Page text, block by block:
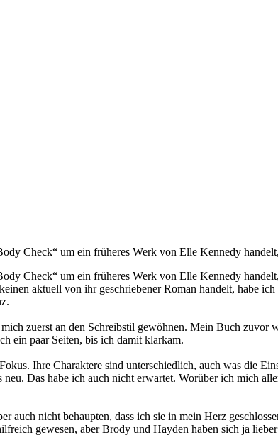
Check“ um ein früheres Werk von Elle Kennedy
Check“ um ein früheres Werk von Elle Kennedy
aktuell von ihr geschriebener Roman handelt, habe
zuerst an den Schreibstil gewöhnen. Mein Buch zuvor
ein paar Seiten, bis ich damit klarkam.
Ihre Charaktere sind unterschiedlich, auch was die
Das habe ich auch nicht erwartet. Worüber ich mich
nicht behaupten, dass ich sie in mein Herz
gewesen, aber Brody und Hayden haben sich ja